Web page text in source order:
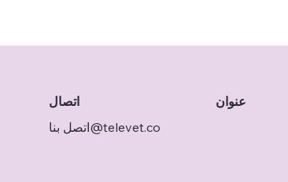
اتصال
اتصل بنا@televet.co
عنوان